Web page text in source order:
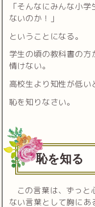
「そんなにみんな小
ないのか！」
ということになる。
学生の頃の教科書の方
情けない。
高校生より知性が低い
恥を知りなさい。
恥を知る
この言葉は、ずっ
ない言葉として胸にあ